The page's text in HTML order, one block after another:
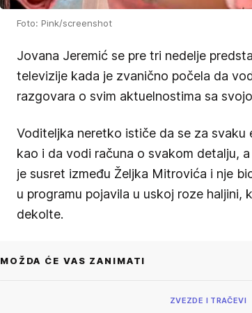
Foto: Pink/screenshot
Jovana Jeremić se pre tri nedelje
televizije kada je zvanično počela da
razgovara o svim aktuelnostima sa
Voditeljka neretko ističe da se za svaku
kao i da vodi računa o svakom detalju,
je susret između Željka Mitrovića i nje
u programu pojavila u uskoj roze haljini,
dekolte.
MOŽDA ĆE VAS ZANIMATI
ZVEZDE I TRAČEVI